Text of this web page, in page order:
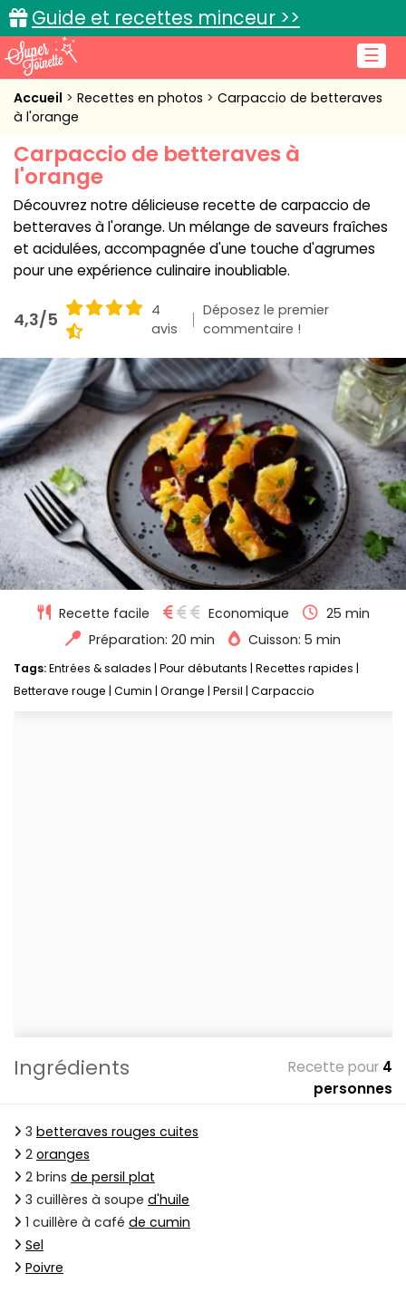
☰
Guide et recettes minceur >>
Accueil
Cuisine pratique
L'actu cuisine
Connexion
Accueil Recettes en photos
Carpaccio de betteraves
à l'orange
Carpaccio de betteraves à
l'orange
Découvrez notre délicieuse recette de carpaccio de
betteraves à l'orange. Un mélange de saveurs fraîches
et acidulées, accompagnée d'une touche d'agrumes
pour une expérience culinaire inoubliable.
4,3/5
4
avis
Déposez le premier
commentaire !
Recette facile Economique
25 min
Préparation: 20 min
Cuisson: 5 min
Tags:Entrées & salades Pour débutants Recettes rapides
Betterave rouge Cumin Orange Persil Carpaccio
Ingrédients Recette pour 4
personnes
3 betteraves rouges cuites
2 oranges
2 brins de persil plat
3 cuillères à soupe d'huile
1 cuillère à café de cumin
Sel
Poivre